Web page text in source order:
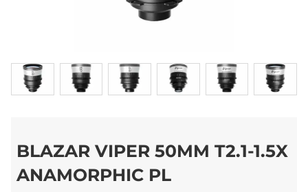
BLAZAR VIPER 50MM T2.1-1.5X
ANAMORPHIC PL